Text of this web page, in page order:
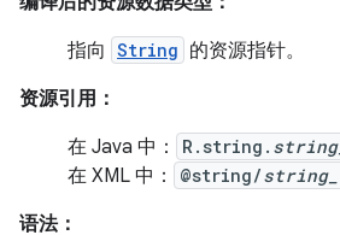
指向 String 的资源指针。
资源引用：
在 Java 中：
R.string.
在 XML 中： @string/
语法：